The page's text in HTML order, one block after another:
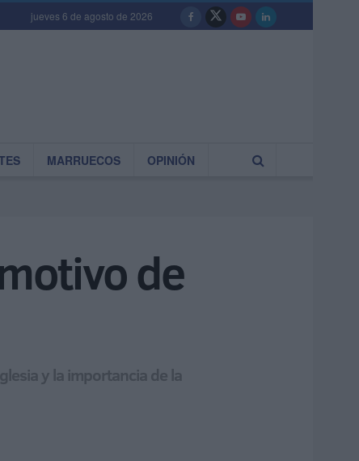
jueves 6 de agosto de 2026
MARRUECOS OPINIÓN
de
y la importancia de la